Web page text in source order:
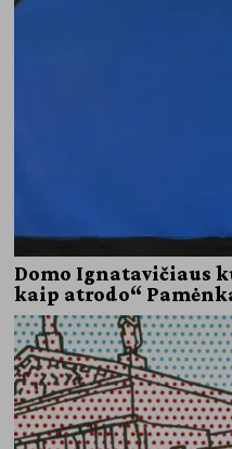
Domo Ignatavičiaus
kaip atrodo“